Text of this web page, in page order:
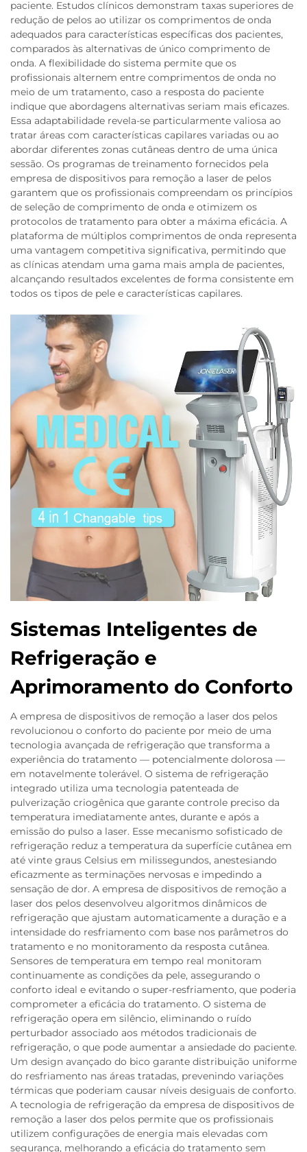
paciente. Estudos clínicos demonstram taxas superiores de
redução de pelos ao utilizar os comprimentos de onda
adequados para características específicas dos pacientes,
comparados às alternativas de único comprimento de
onda. A flexibilidade do sistema permite que os
profissionais alternem entre comprimentos de onda no
meio de um tratamento, caso a resposta do paciente
indique que abordagens alternativas seriam mais eficazes.
Essa adaptabilidade revela-se particularmente valiosa ao
tratar áreas com características capilares variadas ou ao
abordar diferentes zonas cutâneas dentro de uma única
sessão. Os programas de treinamento fornecidos pela
empresa de dispositivos para remoção a laser de pelos
garantem que os profissionais compreendam os princípios
de seleção de comprimento de onda e otimizem os
protocolos de tratamento para obter a máxima eficácia. A
plataforma de múltiplos comprimentos de onda representa
uma vantagem competitiva significativa, permitindo que
as clínicas atendam uma gama mais ampla de pacientes,
alcançando resultados excelentes de forma consistente em
todos os tipos de pele e características capilares.
Sistemas Inteligentes de
Refrigeração e
Aprimoramento do Conforto
A empresa de dispositivos de remoção a laser dos pelos
revolucionou o conforto do paciente por meio de uma
tecnologia avançada de refrigeração que transforma a
experiência do tratamento — potencialmente dolorosa —
em notavelmente tolerável. O sistema de refrigeração
integrado utiliza uma tecnologia patenteada de
pulverização criogênica que garante controle preciso da
temperatura imediatamente antes, durante e após a
emissão do pulso a laser. Esse mecanismo sofisticado de
refrigeração reduz a temperatura da superfície cutânea em
até vinte graus Celsius em milissegundos, anestesiando
eficazmente as terminações nervosas e impedindo a
sensação de dor. A empresa de dispositivos de remoção a
laser dos pelos desenvolveu algoritmos dinâmicos de
refrigeração que ajustam automaticamente a duração e a
intensidade do resfriamento com base nos parâmetros do
tratamento e no monitoramento da resposta cutânea.
Sensores de temperatura em tempo real monitoram
continuamente as condições da pele, assegurando o
conforto ideal e evitando o super-resfriamento, que poderia
comprometer a eficácia do tratamento. O sistema de
refrigeração opera em silêncio, eliminando o ruído
perturbador associado aos métodos tradicionais de
refrigeração, o que pode aumentar a ansiedade do paciente.
Um design avançado do bico garante distribuição uniforme
do resfriamento nas áreas tratadas, prevenindo variações
térmicas que poderiam causar níveis desiguais de conforto.
A tecnologia de refrigeração da empresa de dispositivos de
remoção a laser dos pelos permite que os profissionais
utilizem configurações de energia mais elevadas com
segurança, melhorando a eficácia do tratamento sem